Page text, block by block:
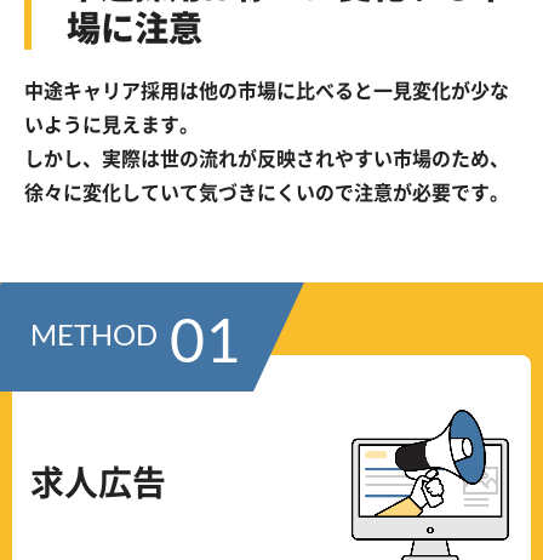
場に注意
中途キャリア採用は他の市場に比べると一見変化が少な
いように見えます。
しかし、実際は世の流れが反映されやすい市場のため、
徐々に変化していて気づきにくいので注意が必要です。
METHOD 01
求人広告